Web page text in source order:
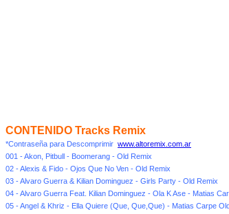
CONTENIDO Tracks Remix
*Contraseña para Descomprimir www.altoremix.com.ar
001 - Akon, Pitbull - Boomerang - Old Remix
02 - Alexis & Fido - Ojos Que No Ven - Old Remix
03 - Alvaro Guerra & Kilian Dominguez - Girls Party - Old Remix
04 - Alvaro Guerra Feat. Kilian Dominguez - Ola K Ase - Matias
05 - Angel & Khriz - Ella Quiere (Que, Que,Que) - Matias Carpe